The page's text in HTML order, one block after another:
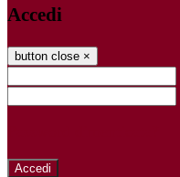
Accedi
button close ×